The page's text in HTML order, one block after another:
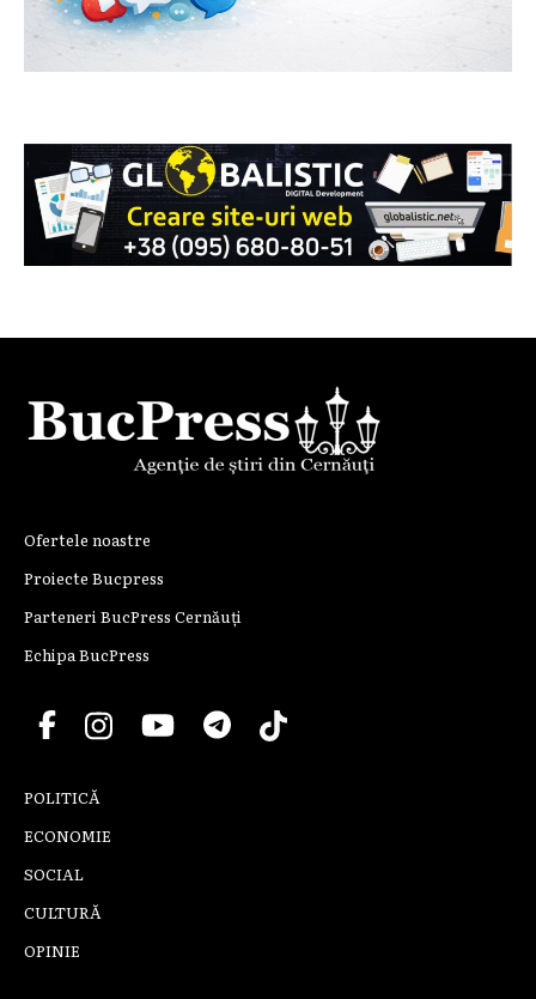
Ofertele noastre
Proiecte Bucpress
Parteneri BucPress Cernăuți
Echipa BucPress
POLITICĂ
ECONOMIE
SOCIAL
CULTURĂ
OPINIE